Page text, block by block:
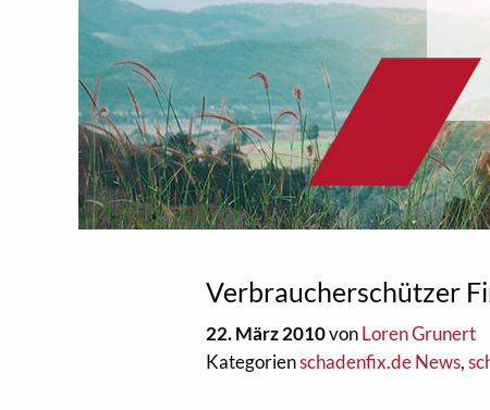
Verbraucherschützer
22. März 2010vonLoren Grunert
Kategorienschadenfix.de News,